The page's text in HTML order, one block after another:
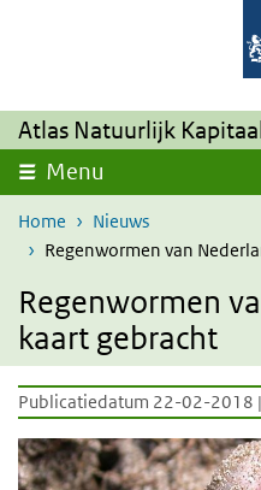
Overslaan en naar de inhoud
Atlas Natuurlijk
Menu
Home
Nieuws
Regenwormen van
Regenwormen
kaart gebracht
Publicatiedatum 22-02-2018